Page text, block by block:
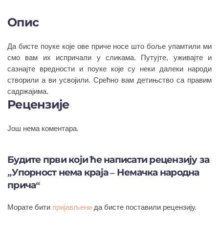
Опис
Да бисте поуке које ове приче носе што боље упамтили ми
смо вам их испричали у сликама. Путујте, уживајте и
сазнајте вредности и поуке које су неки далеки народи
створили а ви усвојили. Срећно вам детињство са правим
садржајима.
Рецензије
Још нема коментара.
Будите први који ће написати рецензију за
„Упорност нема краја – Немачка народна
прича“
Морате бити пријављени да бисте поставили рецензију.